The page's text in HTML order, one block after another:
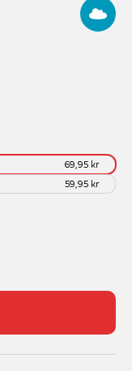
69,95 kr
59,95 kr